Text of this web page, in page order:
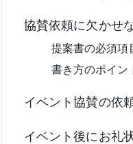
協賛依頼に欠かせ
提案書の必須項
書き方のポイン
イベント協賛の依
イベント後にお礼